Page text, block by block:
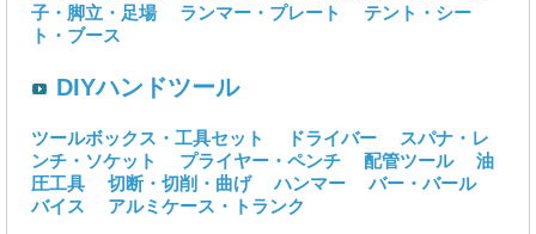
子・脚立・足場
ランマー・プレート
テント・シー
ト・ブース
DIYハンドツール
ツールボックス・工具セット ドライバー
スパナ・レ
ンチ・ソケット
プライヤー・ペンチ 配管ツール
油
圧工具
切断・切削・曲げ ハンマー
バー・バール
バイス
アルミケース・トランク